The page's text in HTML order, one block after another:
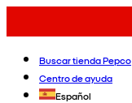
Buscar tienda Pepco
Centro de ayuda
Español